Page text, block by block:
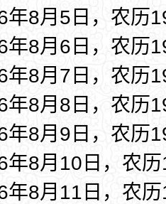
年8月5日，农历
年8月6日，农历
年8月7日，农历
年8月8日，农历
年8月9日，农历
年8月10日，农
年8月11日，农